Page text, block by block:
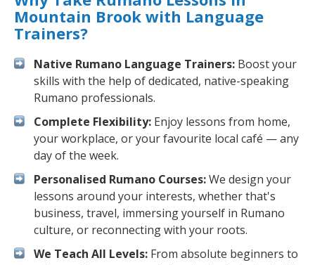
Mountain Brook with Language
Trainers?
Native Rumano Language Trainers: Boost your
skills with the help of dedicated, native-speaking
Rumano professionals.
Complete Flexibility: Enjoy lessons from home,
your workplace, or your favourite local café — any
day of the week.
Personalised Rumano Courses:We design your
lessons around your interests, whether that's
business, travel, immersing yourself in Rumano
culture, or reconnecting with your roots.
We Teach All Levels: From absolute beginners to